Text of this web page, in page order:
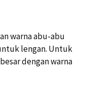
warna abu-abu
lengan. Untuk
dengan warna